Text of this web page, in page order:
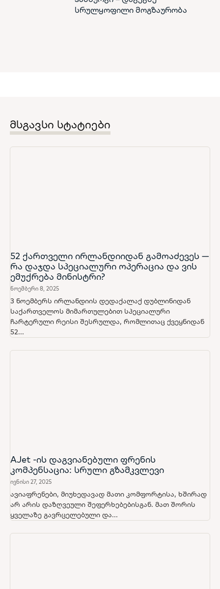
სრულყოფილი მოგზაურობა
მსგავსი სტატიები
52 ქართველი ირლანდიიდან გამოაძევეს —
რა დაჯდა სპეციალური ოპერაცია და ვის
ემუქრება მინისტრი?
ნოემბერი 8, 2025
3 ნოემბერს ირლანდიის დედაქალაქ დუბლინიდან
საქართველოს მიმართულებით სპეციალური
ჩარტერული რეისი შესრულდა, რომლითაც ქვეყნიდან
52...
AJet -ის დაგვიანებული ფრენის
კომპენსაცია: სრული გზამკვლევი
ივნისი 27, 2025
ავიაფრენები, მიუხედავად მათი კომფორტისა, ხშირად
არ არის დაზღვეული შეფერხებებისგან. მათ შორის
ყველაზე გავრცელებული და...